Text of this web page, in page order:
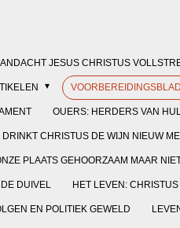
ANDACHT JESUS CHRISTUS
OUERS: HERDERS VAN
CHRISTUS DE WIJN NIEUW
PLAATS GEHOORZAAM MAAR
DUIVEL HET LEVEN:
EN POLITIEK GEWELD